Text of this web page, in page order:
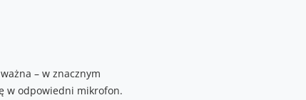
– w znacznym
w odpowiedni mikrofon.